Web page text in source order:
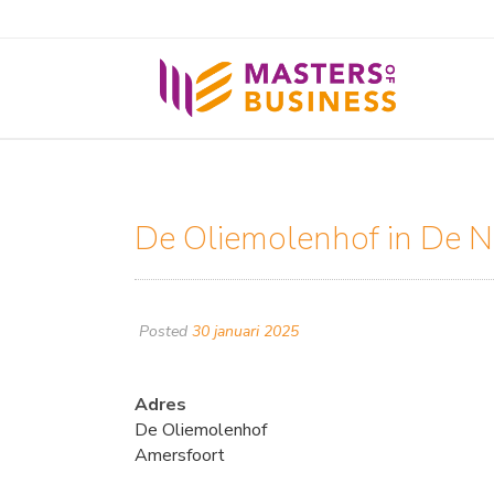
De Oliemolenhof in De
Posted 30 januari 2025
Adres
De Oliemolenhof
Amersfoort